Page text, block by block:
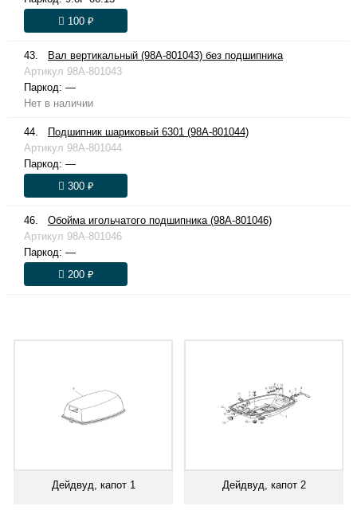
100 ₽
43.
Вал вертикальный (98A-801043) без подшипника
Артикул 98A-801043
Паркод: —
Нет в наличии
44.
Подшипник шариковый 6301 (98A-801044)
Артикул 98A-801044
Паркод: —
300 ₽
46.
Обойма игольчатого подшипника (98A-801046)
Артикул 98A-801046
Паркод: —
200 ₽
Дейдвуд, капот 1 Дейдвуд, капот 2